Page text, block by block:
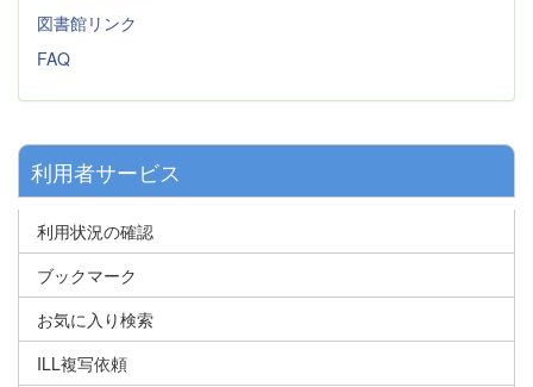
図書館リンク
FAQ
利用者サービス
利用状況の確認
ブックマーク
お気に入り検索
ILL複写依頼